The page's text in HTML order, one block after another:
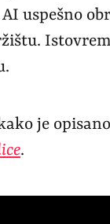
uspešno
je
.